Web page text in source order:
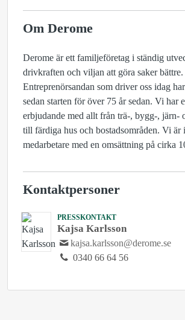
Om Derome
Derome är ett familjeföretag i ständig
drivkraften och viljan att göra saker bättre.
Entreprenörsandan som driver oss idag
sedan starten för över 75 år sedan. Vi har
erbjudande med allt från trä-, bygg-, järn-
till färdiga hus och bostadsområden. Vi är
medarbetare med en omsättning på cirka
Kontaktpersoner
PRESSKONTAKT
Kajsa Karlsson
kajsa.karlsson@derome.se
0340 66 64 56